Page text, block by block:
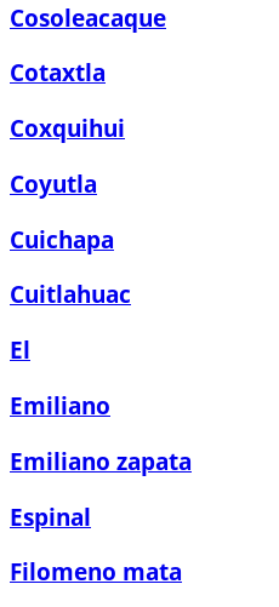
Cosoleacaque
Cotaxtla
Coxquihui
Coyutla
Cuichapa
Cuitlahuac
El
Emiliano
Emiliano zapata
Espinal
Filomeno mata